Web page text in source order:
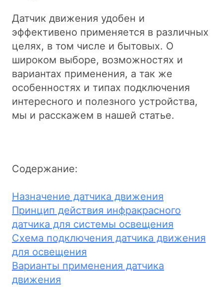
Датчик движения удобен и
эффективено применяется в различных
целях, в том числе и бытовых. О
широком выборе, возможностях и
вариантах применения, а так же
особенностях и типах подключения
интересного и полезного устройства,
мы и расскажем в нашей статье.
Содержание:
Назначение датчика движения
Принцип действия инфракрасного
датчика для системы освещения
Схема подключения датчика движения
для освещения
Варианты применения датчика
движения